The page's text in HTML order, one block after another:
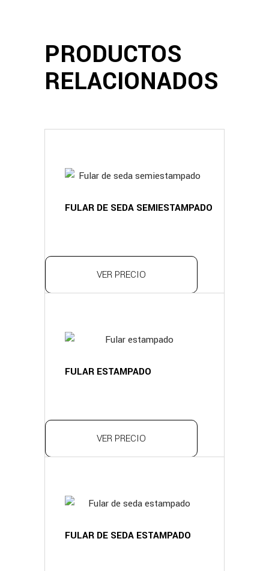
PRODUCTOS
RELACIONADOS
FULAR DE SEDA SEMIESTAMPADO
VER PRECIO
FULAR ESTAMPADO
VER PRECIO
FULAR DE SEDA ESTAMPADO